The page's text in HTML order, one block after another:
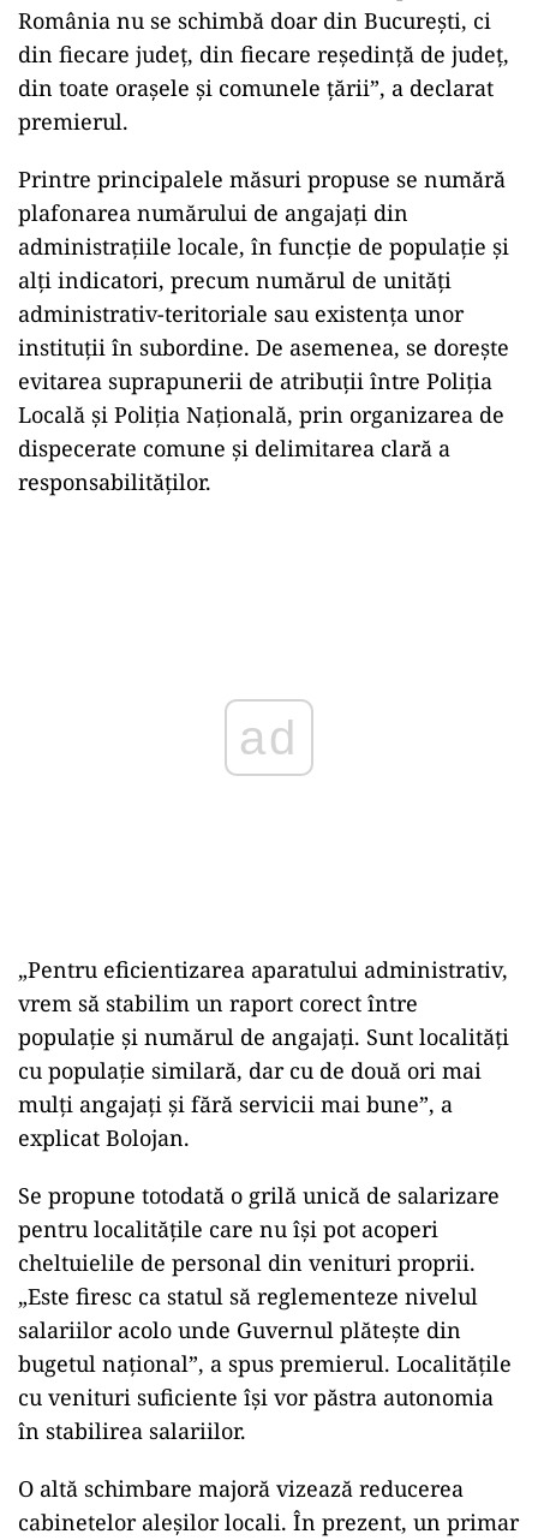
România nu se schimbă doar din București, ci
din fiecare județ, din fiecare reședință de județ,
din toate orașele și comunele țării”, a declarat
premierul.
Printre principalele măsuri propuse se numără
plafonarea numărului de angajați din
administrațiile locale, în funcție de populație și
alți indicatori, precum numărul de unități
administrativ-teritoriale sau existența unor
instituții în subordine. De asemenea, se dorește
evitarea suprapunerii de atribuții între Poliția
Locală și Poliția Națională, prin organizarea de
dispecerate comune și delimitarea clară a
responsabilităților.
ad
„Pentru eficientizarea aparatului administrativ,
vrem să stabilim un raport corect între
populație și numărul de angajați. Sunt localități
cu populație similară, dar cu de două ori mai
mulți angajați și fără servicii mai bune”, a
explicat Bolojan.
Se propune totodată o grilă unică de salarizare
pentru localitățile care nu își pot acoperi
cheltuielile de personal din venituri proprii.
„Este firesc ca statul să reglementeze nivelul
salariilor acolo unde Guvernul plătește din
bugetul național”, a spus premierul. Localitățile
cu venituri suficiente își vor păstra autonomia
în stabilirea salariilor.
O altă schimbare majoră vizează reducerea
cabinetelor aleșilor locali. În prezent, un primar